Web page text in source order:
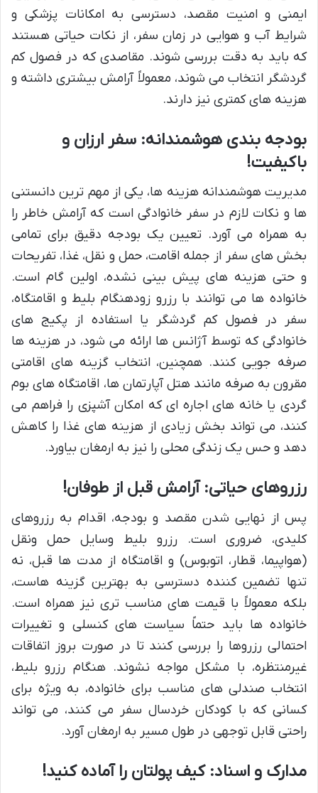
ایمنی و امنیت مقصد، دسترسی به امکانات پزشکی و
شرایط آب و هوایی در زمان سفر، از نکات حیاتی هستند
که باید به دقت بررسی شوند. مقاصدی که در فصول کم
گردشگر انتخاب می شوند، معمولاً آرامش بیشتری داشته و
هزینه های کمتری نیز دارند.
بودجه بندی هوشمندانه: سفر ارزان و
باکیفیت!
مدیریت هوشمندانه هزینه ها، یکی از مهم ترین دانستنی
ها و نکات لازم در سفر خانوادگی است که آرامش خاطر را
به همراه می آورد. تعیین یک بودجه دقیق برای تمامی
بخش های سفر از جمله اقامت، حمل و نقل، غذا، تفریحات
و حتی هزینه های پیش بینی نشده، اولین گام است.
خانواده ها می توانند با رزرو زودهنگام بلیط و اقامتگاه،
سفر در فصول کم گردشگر یا استفاده از پکیج های
خانوادگی که توسط آژانس ها ارائه می شود، در هزینه ها
صرفه جویی کنند. همچنین، انتخاب گزینه های اقامتی
مقرون به صرفه مانند هتل آپارتمان ها، اقامتگاه های بوم
گردی یا خانه های اجاره ای که امکان آشپزی را فراهم می
کنند، می تواند بخش زیادی از هزینه های غذا را کاهش
دهد و حس یک زندگی محلی را نیز به ارمغان بیاورد.
رزروهای حیاتی: آرامش قبل از طوفان!
پس از نهایی شدن مقصد و بودجه، اقدام به رزروهای
کلیدی، ضروری است. رزرو بلیط وسایل حمل ونقل
(هواپیما، قطار، اتوبوس) و اقامتگاه از مدت ها قبل، نه
تنها تضمین کننده دسترسی به بهترین گزینه هاست،
بلکه معمولاً با قیمت های مناسب تری نیز همراه است.
خانواده ها باید حتماً سیاست های کنسلی و تغییرات
احتمالی رزروها را بررسی کنند تا در صورت بروز اتفاقات
غیرمنتظره، با مشکل مواجه نشوند. هنگام رزرو بلیط،
انتخاب صندلی های مناسب برای خانواده، به ویژه برای
کسانی که با کودکان خردسال سفر می کنند، می تواند
راحتی قابل توجهی در طول مسیر به ارمغان آورد.
مدارک و اسناد: کیف پولتان را آماده کنید!